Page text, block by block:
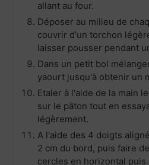
allant au four.
Déposer au milieu de
couvrir d'un torchon
laisser pousser pendant
Dans un petit bol
yaourt jusqu'à obtenir un
Etaler à l'aide de la main
sur le pâton tout en
légèrement.
A l'aide des 4 doigts
2 cm du bord, puis faire
cercles en horizontal